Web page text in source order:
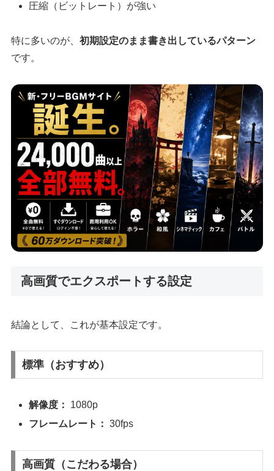
圧縮（ビットレート）が強い
特に多いのが、初期設定のまま書き出しているパターン
です。
高画質でエクスポートする設定
結論として、これが基本設定です。
標準（おすすめ）
解像度：
1080p
フレームレート： 30fps
高画質（こだわる場合）